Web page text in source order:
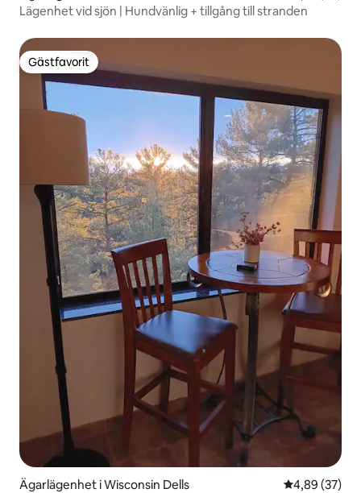
Lägenhet vid sjön | Hundvänlig + tillgång till stranden
Gästfavorit
Gästfavorit
Ägarlägenhet i Wisconsin Dells 4,89 av 5 i
4,89 (37)